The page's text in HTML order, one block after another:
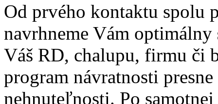
Od prvého kontaktu spolu
navrhneme Vám optimálny
Váš RD, chalupu, firmu či
program návratnosti
nehnuteľnosti. Po